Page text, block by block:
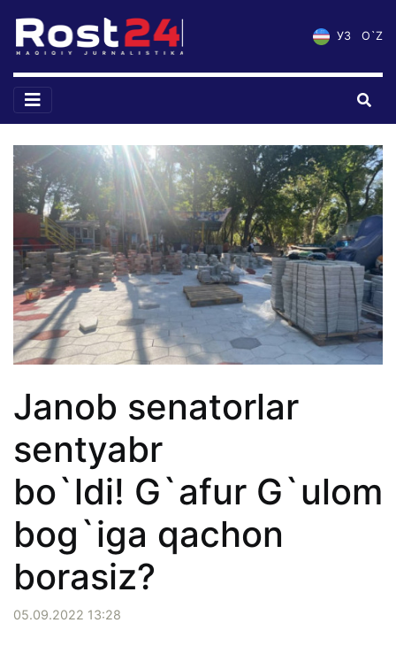
УЗ O`Z
Janob senatorlar
sentyabr
bo`ldi! G`afur G`ulom
bog`iga qachon
borasiz?
05.09.2022 13:28